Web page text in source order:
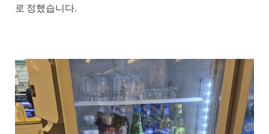
로 정했습니다.